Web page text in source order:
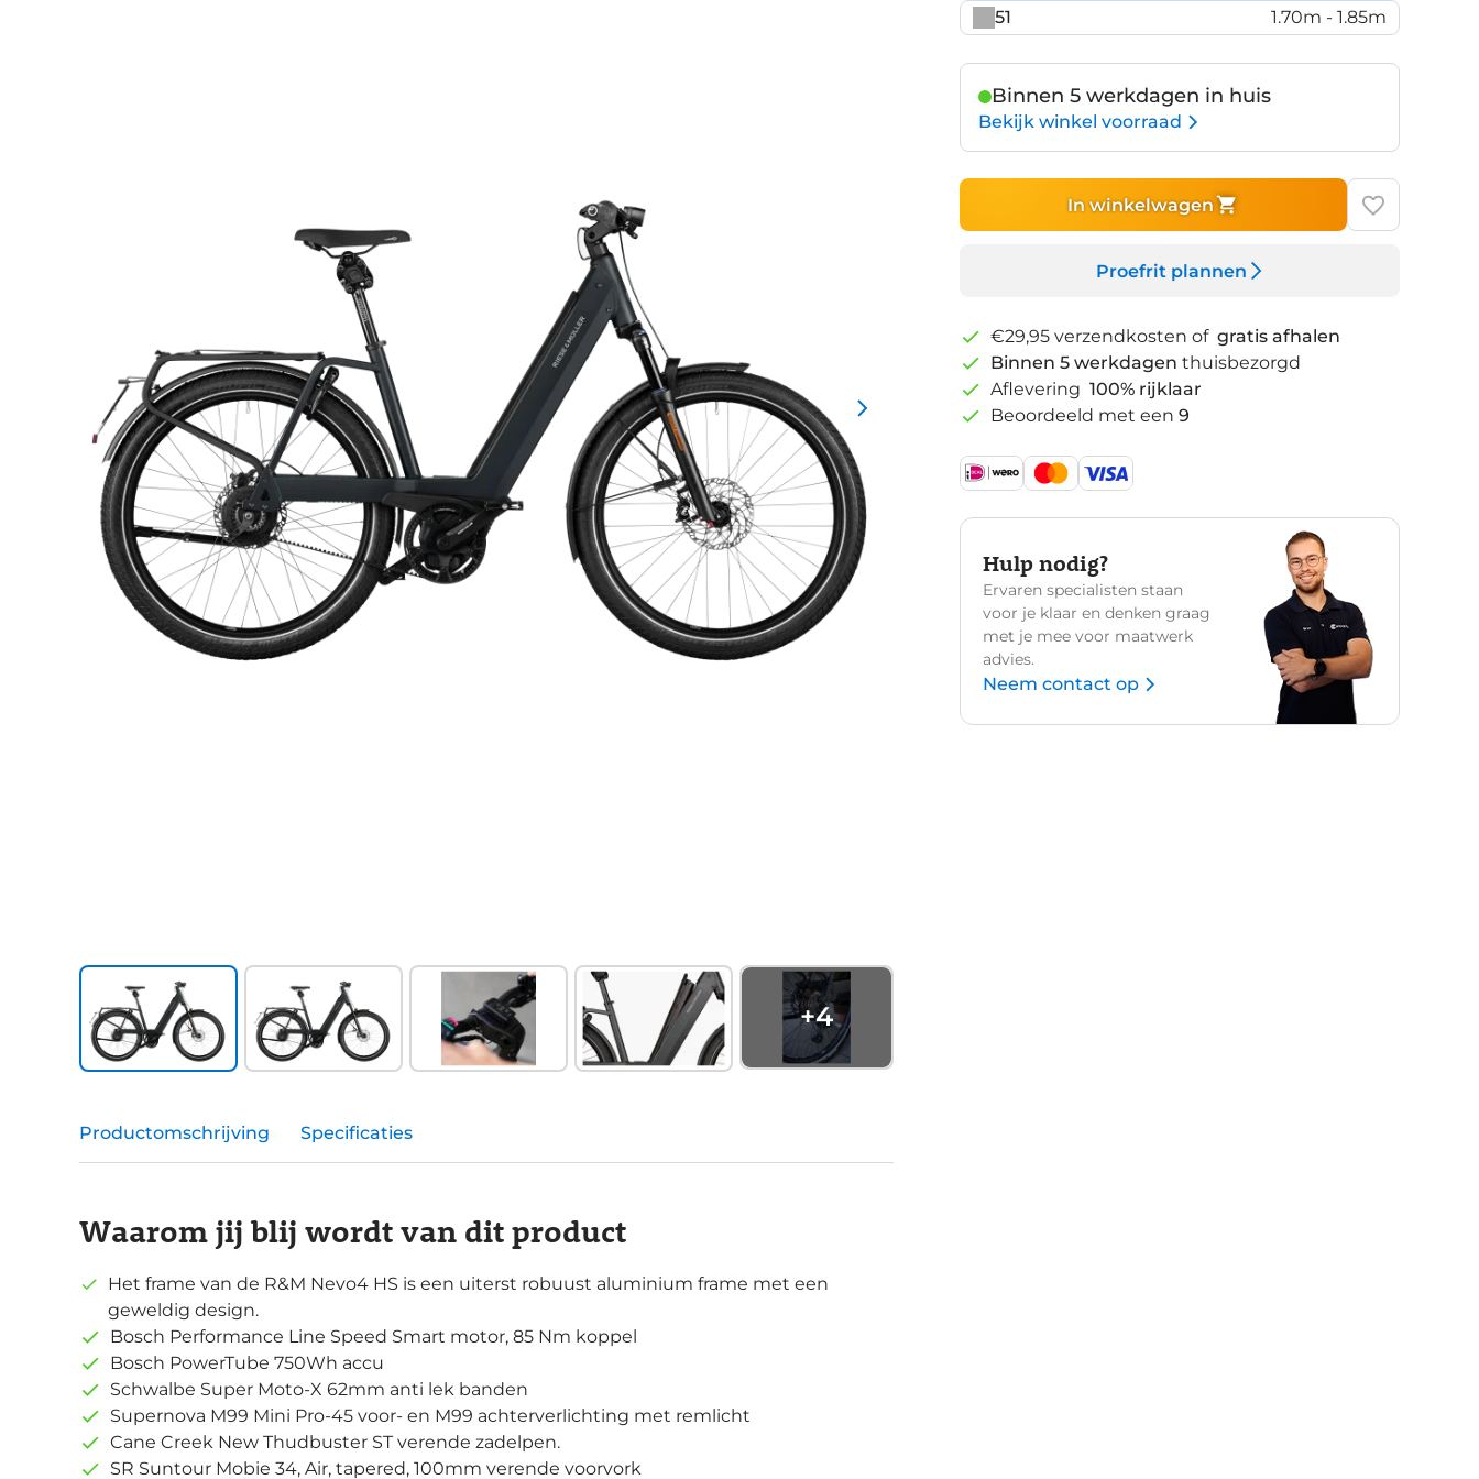
+4
51
1.70m - 1.85m
Binnen 5 werkdagen in huis
Bekijk winkel voorraad
In winkelwagen
Proefrit plannen
€29,95 verzendkosten of gratis afhalen
Binnen 5 werkdagen thuisbezorgd
Aflevering 100% rijklaar
Beoordeeld met een 9
Hulp nodig?
Ervaren specialisten staan
voor je klaar en denken graag
met je mee voor maatwerk
advies.
Neem contact op
Productomschrijving Specificaties
Waarom jij blij wordt van dit product
Het frame van de R&M Nevo4 HS is een uiterst robuust aluminium frame met een
geweldig design.
Bosch Performance Line Speed Smart motor, 85 Nm koppel
Bosch PowerTube 750Wh accu
Schwalbe Super Moto-X 62mm anti lek banden
Supernova M99 Mini Pro-45 voor- en M99 achterverlichting met remlicht
Cane Creek New Thudbuster ST verende zadelpen.
SR Suntour Mobie 34, Air, tapered, 100mm verende voorvork